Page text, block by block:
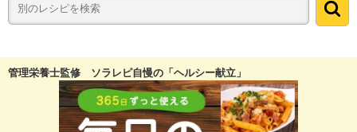
管理栄養士監修 ソラレピ自慢の「ヘルシー献立」